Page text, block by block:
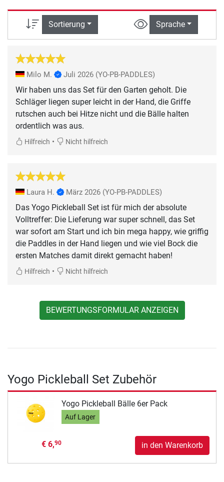
Sortierung Sprache
Milo M. Juli 2026 (YO-PB-PADDLES)
Wir haben uns das Set für den Garten geholt. Die
Schläger liegen super leicht in der Hand, die Griffe
rutschen auch bei Hitze nicht und die Bälle halten
ordentlich was aus.
Hilfreich • Nicht hilfreich
Laura H. März 2026 (YO-PB-PADDLES)
Das Yogo Pickleball Set ist für mich der absolute
Volltreffer: Die Lieferung war super schnell, das Set
war sofort am Start und ich bin mega happy, wie griffig
die Paddles in der Hand liegen und wie viel Bock die
ersten Matches damit direkt gemacht haben!
Hilfreich • Nicht hilfreich
BEWERTUNGSFORMULAR ANZEIGEN
Yogo Pickleball Set Zubehör
Yogo Pickleball Bälle 6er Pack
Auf Lager
€ 6,90 in den Warenkorb